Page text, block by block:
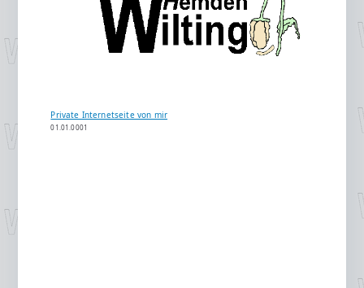
Private Internetseite von mir
01.01.0001